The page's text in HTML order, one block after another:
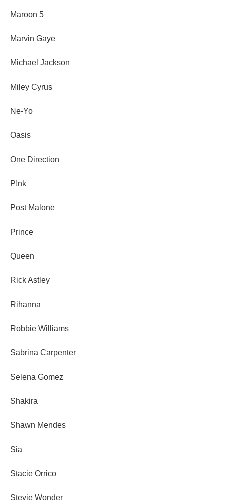
Maroon 5
Marvin Gaye
Michael Jackson
Miley Cyrus
Ne-Yo
Oasis
One Direction
P!nk
Post Malone
Prince
Queen
Rick Astley
Rihanna
Robbie Williams
Sabrina Carpenter
Selena Gomez
Shakira
Shawn Mendes
Sia
Stacie Orrico
Stevie Wonder